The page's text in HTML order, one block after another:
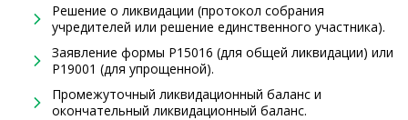
Решение о ликвидации (протокол собрания
учредителей или решение единственного участника).
Заявление формы Р15016 (для общей ликвидации) или
Р19001 (для упрощенной).
Промежуточный ликвидационный баланс и
окончательный ликвидационный баланс.